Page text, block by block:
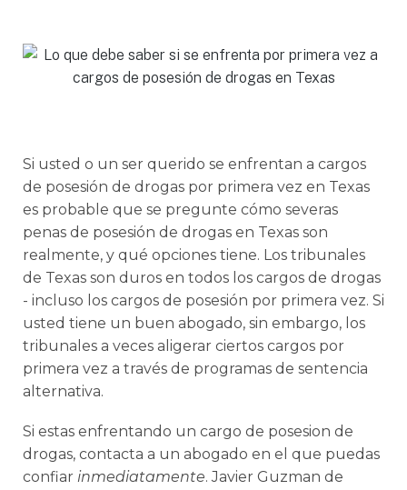
Si usted o un ser querido se enfrentan a cargos
de posesión de drogas por primera vez en Texas
es probable que se pregunte cómo severas
penas de posesión de drogas en Texas son
realmente, y qué opciones tiene. Los tribunales
de Texas son duros en todos los cargos de drogas
- incluso los cargos de posesión por primera vez. Si
usted tiene un buen abogado, sin embargo, los
tribunales a veces aligerar ciertos cargos por
primera vez a través de programas de sentencia
alternativa.
Si estas enfrentando un cargo de posesion de
drogas, contacta a un abogado en el que puedas
confiar inmediatamente. Javier Guzman de